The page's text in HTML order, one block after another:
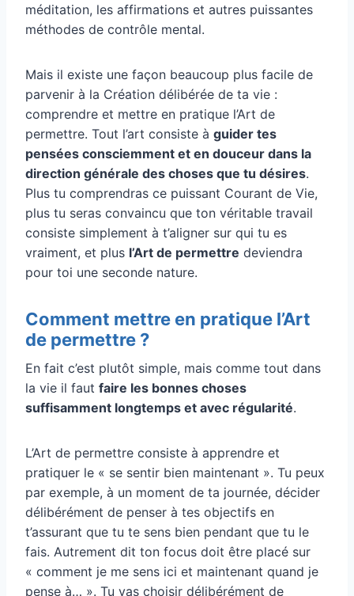
méditation, les affirmations et autres puissantes
méthodes de contrôle mental.
Mais il existe une façon beaucoup plus facile de
parvenir à la Création délibérée de ta vie :
comprendre et mettre en pratique l’Art de
permettre. Tout l’art consiste à guider tes
pensées consciemment et en douceur dans la
direction générale des choses que tu désires.
Plus tu comprendras ce puissant Courant de Vie,
plus tu seras convaincu que ton véritable travail
consiste simplement à t’aligner sur qui tu es
vraiment, et plus l’Art de permettre deviendra
pour toi une seconde nature.
Comment mettre en pratique l’Art
de permettre ?
En fait c’est plutôt simple, mais comme tout dans
la vie il faut faire les bonnes choses
suffisamment longtemps et avec régularité.
L’Art de permettre consiste à apprendre et
pratiquer le « se sentir bien maintenant ». Tu peux
par exemple, à un moment de ta journée, décider
délibérément de penser à tes objectifs en
t’assurant que tu te sens bien pendant que tu le
fais. Autrement dit ton focus doit être placé sur
« comment je me sens ici et maintenant quand je
pense à… ». Tu vas choisir délibérément de